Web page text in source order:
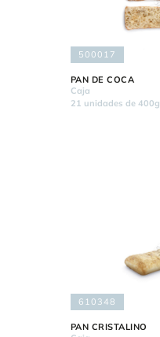
500017
PAN DE COCA
Caja
21 unidades de 400g
610348
PAN CRISTALINO